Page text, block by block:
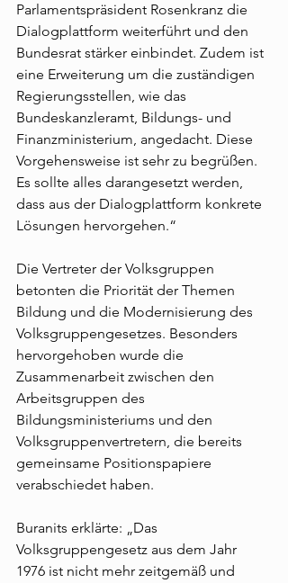
Parlamentspräsident Rosenkranz die
Dialogplattform weiterführt und den
Bundesrat stärker einbindet. Zudem ist
eine Erweiterung um die zuständigen
Regierungsstellen, wie das
Bundeskanzleramt, Bildungs- und
Finanzministerium, angedacht. Diese
Vorgehensweise ist sehr zu begrüßen.
Es sollte alles darangesetzt werden,
dass aus der Dialogplattform konkrete
Lösungen hervorgehen.“
Die Vertreter der Volksgruppen
betonten die Priorität der Themen
Bildung und die Modernisierung des
Volksgruppengesetzes. Besonders
hervorgehoben wurde die
Zusammenarbeit zwischen den
Arbeitsgruppen des
Bildungsministeriums und den
Volksgruppenvertretern, die bereits
gemeinsame Positionspapiere
verabschiedet haben.
Buranits erklärte: „Das
Volksgruppengesetz aus dem Jahr
1976 ist nicht mehr zeitgemäß und